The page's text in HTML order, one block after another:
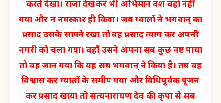
करते देखा। राजा देखकर भी अभिमान वश वहां नहीं
गया और न नमस्कार ही किया। जब ग्वालों ने भगवान् का
प्रसाद उसके सामने रखा तो वह प्रसाद त्याग कर अपनी
नगरी को चला गया। वहाँ उसने अपना सब कुछ नष्ट पाया
तो वह जान गया कि यह सब भगवान् ने किया है। तब वह
विश्वास कर ग्यालों के समीप गया और विधिपूर्वक पूजन
कर प्रसाद खाया तो सत्यनारायण देव की कृपा से सब